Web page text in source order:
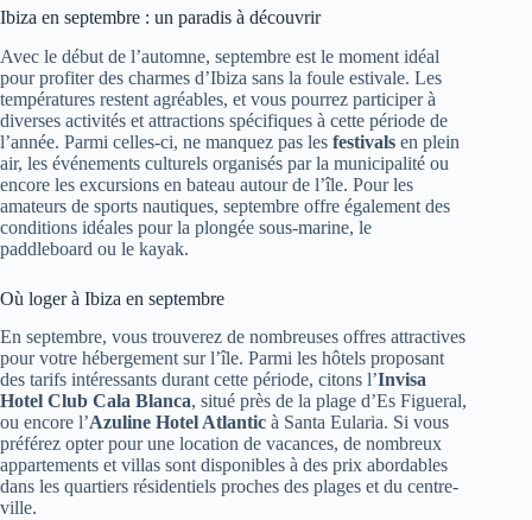
Ibiza en septembre : un paradis à découvrir
Avec le début de l’automne, septembre est le moment idéal
pour profiter des charmes d’Ibiza sans la foule estivale. Les
températures restent agréables, et vous pourrez participer à
diverses activités et attractions spécifiques à cette période de
l’année. Parmi celles-ci, ne manquez pas les festivals en plein
air, les événements culturels organisés par la municipalité ou
encore les excursions en bateau autour de l’île. Pour les
amateurs de sports nautiques, septembre offre également des
conditions idéales pour la plongée sous-marine, le
paddleboard ou le kayak.
Où loger à Ibiza en septembre
En septembre, vous trouverez de nombreuses offres attractives
pour votre hébergement sur l’île. Parmi les hôtels proposant
des tarifs intéressants durant cette période, citons l’Invisa
Hotel Club Cala Blanca, situé près de la plage d’Es Figueral,
ou encore l’Azuline Hotel Atlantic à Santa Eularia. Si vous
préférez opter pour une location de vacances, de nombreux
appartements et villas sont disponibles à des prix abordables
dans les quartiers résidentiels proches des plages et du centre-
ville.